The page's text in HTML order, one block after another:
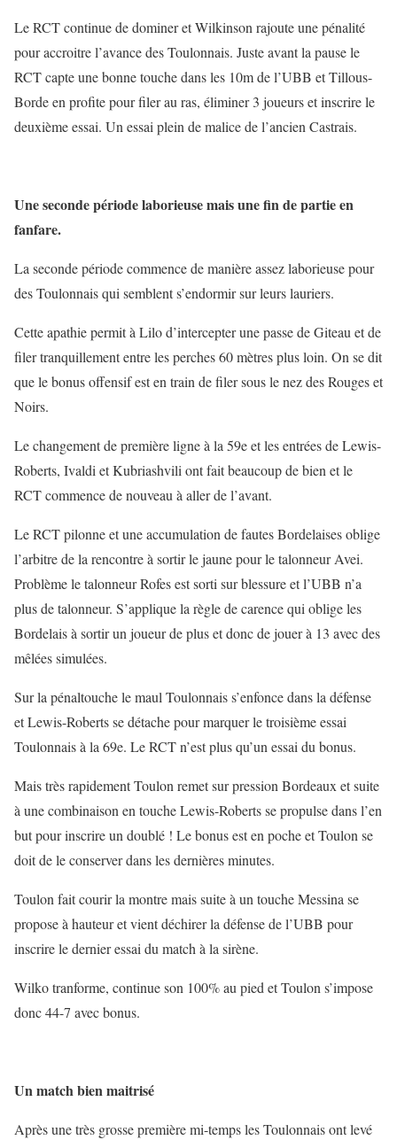
Le RCT continue de dominer et Wilkinson rajoute une pénalité
pour accroitre l’avance des Toulonnais. Juste avant la pause le
RCT capte une bonne touche dans les 10m de l’UBB et Tillous-
Borde en profite pour filer au ras, éliminer 3 joueurs et inscrire le
deuxième essai. Un essai plein de malice de l’ancien Castrais.
Une seconde période laborieuse mais une fin de partie en
fanfare.
La seconde période commence de manière assez laborieuse pour
des Toulonnais qui semblent s’endormir sur leurs lauriers.
Cette apathie permit à Lilo d’intercepter une passe de Giteau et de
filer tranquillement entre les perches 60 mètres plus loin. On se dit
que le bonus offensif est en train de filer sous le nez des Rouges et
Noirs.
Le changement de première ligne à la 59e et les entrées de Lewis-
Roberts, Ivaldi et Kubriashvili ont fait beaucoup de bien et le
RCT commence de nouveau à aller de l’avant.
Le RCT pilonne et une accumulation de fautes Bordelaises oblige
l’arbitre de la rencontre à sortir le jaune pour le talonneur Avei.
Problème le talonneur Rofes est sorti sur blessure et l’UBB n’a
plus de talonneur. S’applique la règle de carence qui oblige les
Bordelais à sortir un joueur de plus et donc de jouer à 13 avec des
mêlées simulées.
Sur la pénaltouche le maul Toulonnais s’enfonce dans la défense
et Lewis-Roberts se détache pour marquer le troisième essai
Toulonnais à la 69e. Le RCT n’est plus qu’un essai du bonus.
Mais très rapidement Toulon remet sur pression Bordeaux et suite
à une combinaison en touche Lewis-Roberts se propulse dans l’en
but pour inscrire un doublé ! Le bonus est en poche et Toulon se
doit de le conserver dans les dernières minutes.
Toulon fait courir la montre mais suite à un touche Messina se
propose à hauteur et vient déchirer la défense de l’UBB pour
inscrire le dernier essai du match à la sirène.
Wilko tranforme, continue son 100% au pied et Toulon s’impose
donc 44-7 avec bonus.
Un match bien maitrisé
Après une très grosse première mi-temps les Toulonnais ont levé